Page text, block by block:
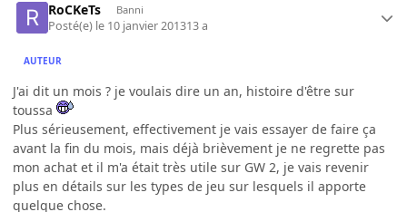
RoCKeTs Banni
Posté(e) le 10 janvier 201313 a
AUTEUR
J'ai dit un mois ? je voulais dire un an, histoire d'être sur
toussa
Plus sérieusement, effectivement je vais essayer de faire ça
avant la fin du mois, mais déjà brièvement je ne regrette pas
mon achat et il m'a était très utile sur GW 2, je vais revenir
plus en détails sur les types de jeu sur lesquels il apporte
quelque chose.